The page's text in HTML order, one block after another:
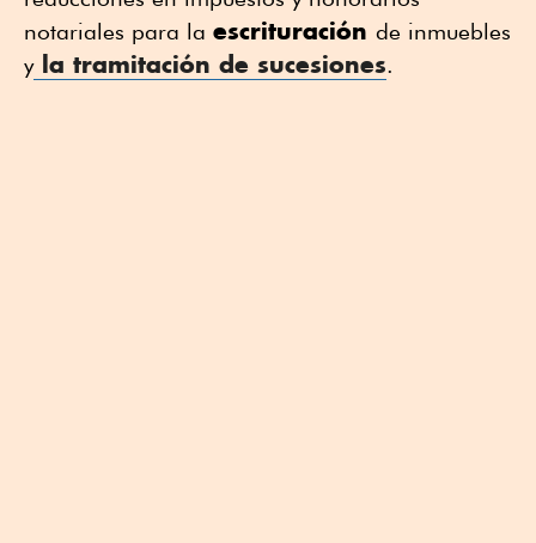
notariales para la escrituración de inmuebles
yla tramitación de sucesiones.